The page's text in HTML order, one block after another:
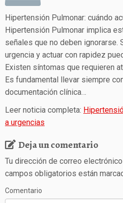
Hipertensión Pulmonar: cuándo
Hipertensión Pulmonar implica
señales que no deben ignorarse.
urgencia y actuar con rapidez
Existen síntomas que requieren
Es fundamental llevar siempre
documentación clínica…
Leer noticia completa:
a urgencias
Deja un comentario
Tu dirección de correo
campos obligatorios están
Comentario